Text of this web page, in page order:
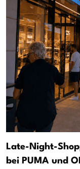
Late-Night-
bei PUMA und